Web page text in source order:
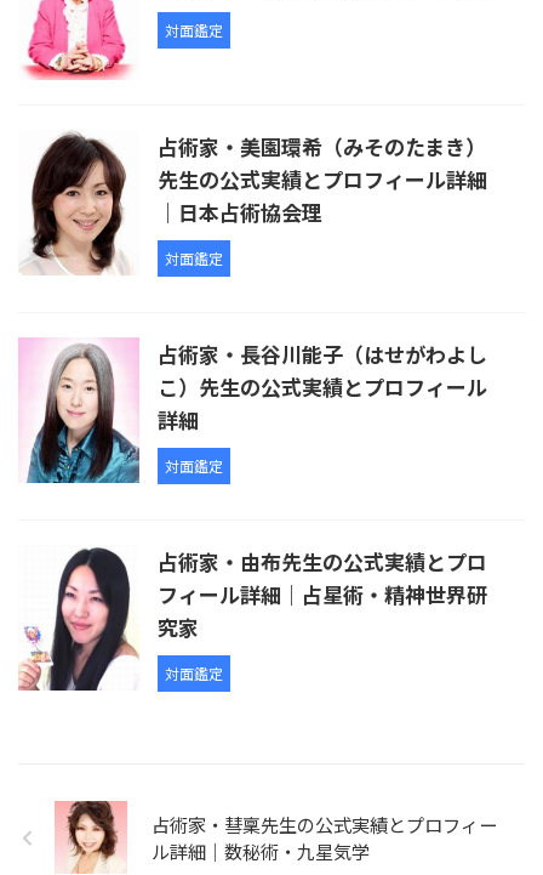
対面鑑定
占術家・美園環希（みそのたまき）
先生の公式実績とプロフィール詳細
｜日本占術協会理
対面鑑定
占術家・長谷川能子（はせがわよし
こ）先生の公式実績とプロフィール
詳細
対面鑑定
占術家・由布先生の公式実績とプロ
フィール詳細｜占星術・精神世界研
究家
対面鑑定
占術家・彗稟先生の公式実績とプロフィー
ル詳細｜数秘術・九星気学